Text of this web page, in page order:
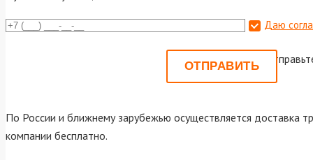
Даю
Или
По России и ближнему зарубежью осуществляется доставка
компании бесплатно.